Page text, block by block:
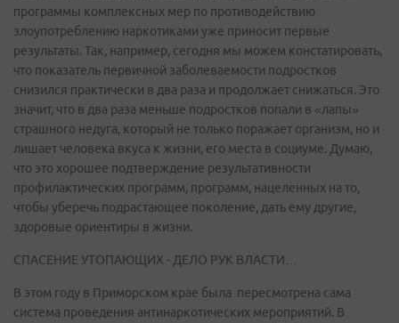
программы комплексных мер по противодействию
злоупотреблению наркотиками уже приносит первые
результаты. Так, например, сегодня мы можем констатировать,
что показатель первичной заболеваемости подростков
снизился практически в два раза и продолжает снижаться. Это
значит, что в два раза меньше подростков попали в «лапы»
страшного недуга, который не только поражает организм, но и
лишает человека вкуса к жизни, его места в социуме. Думаю,
что это хорошее подтверждение результативности
профилактических программ, программ, нацеленных на то,
чтобы уберечь подрастающее поколение, дать ему другие,
здоровые ориентиры в жизни.
СПАСЕНИЕ УТОПАЮЩИХ - ДЕЛО РУК ВЛАСТИ…
В этом году в Приморском крае была пересмотрена сама
система проведения антинаркотических мероприятий. В